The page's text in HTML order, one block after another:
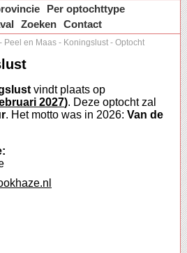
Per optochttype
Zoeken Contact
- Peel en Maas - Koningslust - Optocht
vindt plaats op
2027). Deze optocht zal
. Het motto was in 2026: Van de